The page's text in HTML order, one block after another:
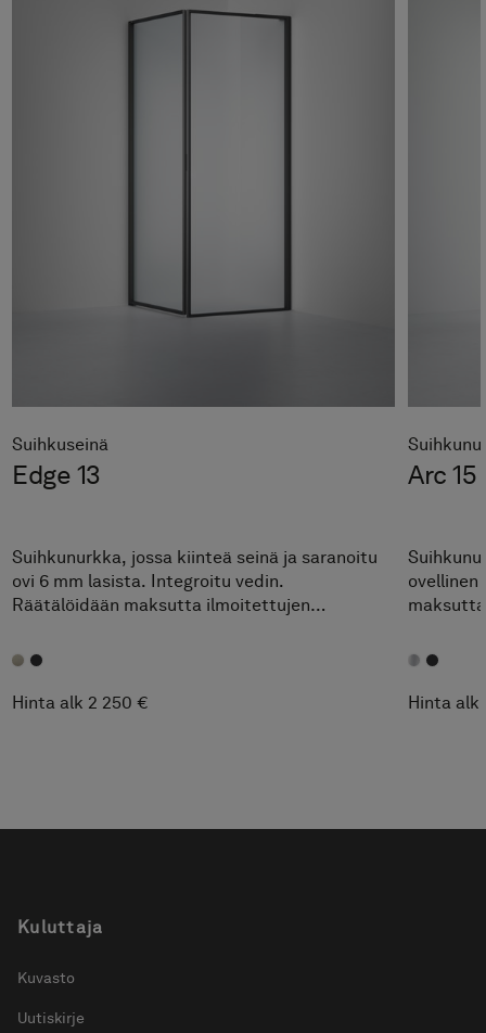
Suihkuseinä
Edge 13
Suihkunurkka, jossa kiinteä seinä ja saranoitu
ovi 6 mm lasista. Integroitu vedin.
Räätälöidään maksutta ilmoitettujen
Hinta alk 2 250 €
Arc 15
ovellinen
mukaan.
Hinta alk
Kuluttaja
Kuvasto
Uutiskirje